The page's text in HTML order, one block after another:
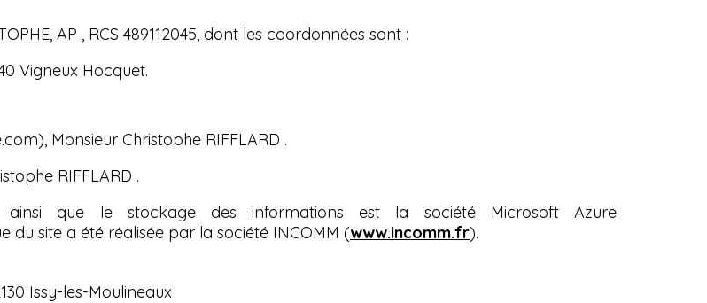
AP , RCS 489112045, dont les coordonnées sont :
Vigneux Hocquet.
, Monsieur Christophe RIFFLARD .
RIFFLARD .
que le stockage des informations est la société Microsoft Azure
du site a été réalisée par la société INCOMM (www.incomm.fr).
Issy-les-Moulineaux